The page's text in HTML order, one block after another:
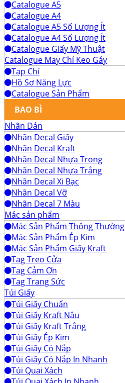
Catalogue A5
Catalogue A4
Catalogue A5 Số Lượng Ít
Catalogue A4 Số Lượng Ít
Catalogue Giấy Mỹ Thuật
Catalogue May Chỉ Keo Gáy
Tạp Chí
Hồ Sơ Năng Lực
Catalogue Sản Phẩm
BAO BÌ
Nhãn Dán
Nhãn Decal Giấy
Nhãn Decal Kraft
Nhãn Decal Nhựa Trong
Nhãn Decal Nhựa Trắng
Nhãn Decal Xi Bạc
Nhãn Decal Vỡ
Nhãn Decal 7 Màu
Mác sản phẩm
Mác Sản Phẩm Thông Thường
Mác Sản Phẩm Ép Kim
Mác Sản Phẩm Giấy Kraft
Tag Treo Cửa
Tag Cảm Ơn
Tag Trang Sức
Túi Giấy
Túi Giấy Chuẩn
Túi Giấy Kraft Nâu
Túi Giấy Kraft Trắng
Túi Giấy Ép Kim
Túi Giấy Có Nắp
Túi Giấy Có Nắp In Nhanh
Túi Quai Xách